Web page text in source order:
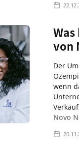
von
Der
wenn
Novo